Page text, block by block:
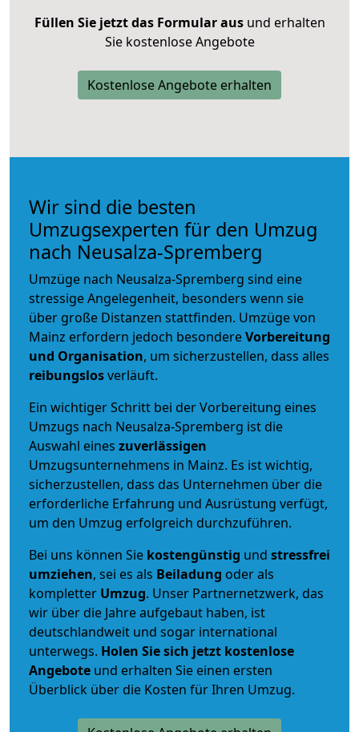
Füllen Sie jetzt das Formular ausund erhalten
Sie kostenlose Angebote
Kostenlose Angebote erhalten
Wir sind die besten
Umzugsexperten für den Umzug
nach Neusalza-Spremberg
Umzüge nach Neusalza-Spremberg sind eine
stressige Angelegenheit, besonders wenn sie
über große Distanzen stattfinden. Umzüge von
Mainz erfordern jedoch besondereVorbereitung
und Organisation, um sicherzustellen, dass alles
reibungslosverläuft.
Ein wichtiger Schritt bei der Vorbereitung eines
Umzugs nach Neusalza-Spremberg ist die
Auswahl eines zuverlässigen
Umzugsunternehmens in Mainz. Es ist wichtig,
sicherzustellen, dass das Unternehmen über die
erforderliche Erfahrung und Ausrüstung verfügt,
um den Umzug erfolgreich durchzuführen.
Bei uns können Sie kostengünstig und stressfrei
umziehen, sei es als Beiladung oder als
kompletter Umzug. Unser Partnernetzwerk, das
wir über die Jahre aufgebaut haben, ist
deutschlandweit und sogar international
unterwegs. Holen Sie sich jetzt kostenlose
Angebote und erhalten Sie einen ersten
Überblick über die Kosten für Ihren Umzug.